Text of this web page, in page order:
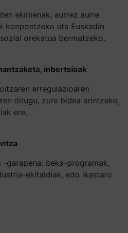
ekimenak, aurrez aurre
konpontzeko eta Euskadin
orekatua bermatzeko.
inbertsioak
erregulazioaren
ditugu, zure bidea arintzeko,
ere.
garapena: beka-programak,
ekitaldiak, edo ikastaro